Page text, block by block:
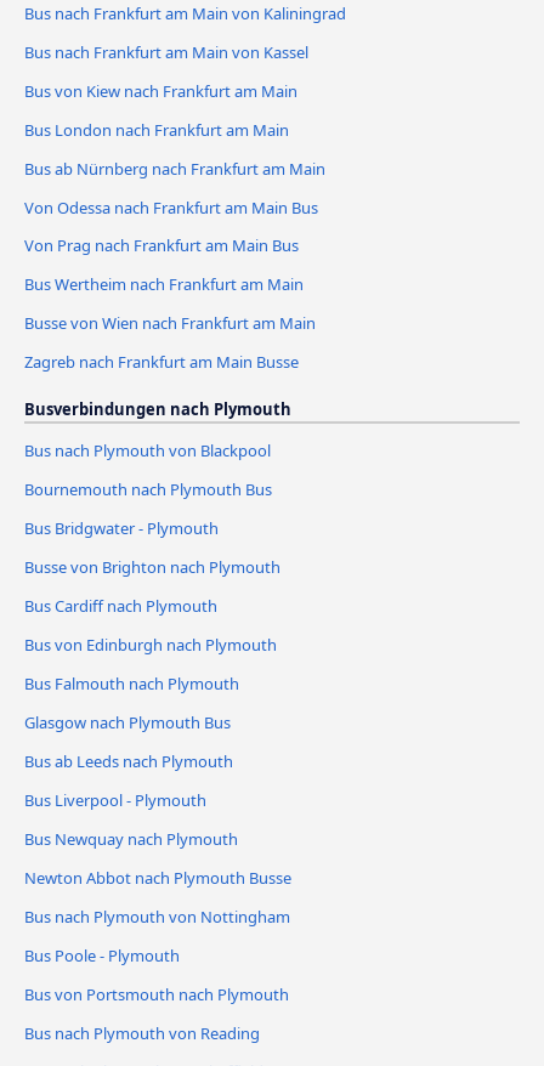
Bus nach Frankfurt am Main von Kaliningrad
Bus nach Frankfurt am Main von Kassel
Bus von Kiew nach Frankfurt am Main
Bus London nach Frankfurt am Main
Bus ab Nürnberg nach Frankfurt am Main
Von Odessa nach Frankfurt am Main Bus
Von Prag nach Frankfurt am Main Bus
Bus Wertheim nach Frankfurt am Main
Busse von Wien nach Frankfurt am Main
Zagreb nach Frankfurt am Main Busse
Busverbindungen nach Plymouth
Bus nach Plymouth von Blackpool
Bournemouth nach Plymouth Bus
Bus Bridgwater - Plymouth
Busse von Brighton nach Plymouth
Bus Cardiff nach Plymouth
Bus von Edinburgh nach Plymouth
Bus Falmouth nach Plymouth
Glasgow nach Plymouth Bus
Bus ab Leeds nach Plymouth
Bus Liverpool - Plymouth
Bus Newquay nach Plymouth
Newton Abbot nach Plymouth Busse
Bus nach Plymouth von Nottingham
Bus Poole - Plymouth
Bus von Portsmouth nach Plymouth
Bus nach Plymouth von Reading